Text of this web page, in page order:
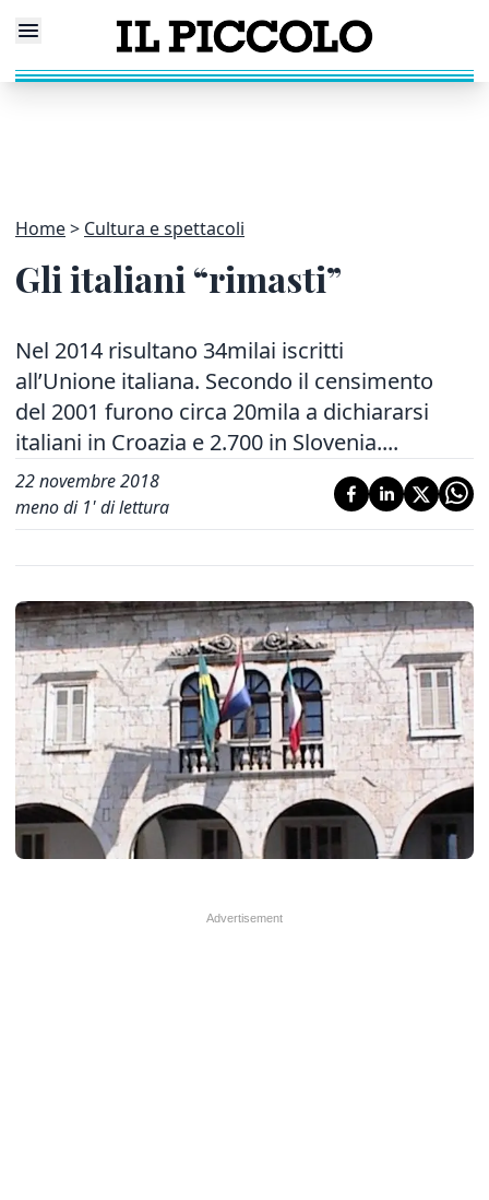
Home Cultura e spettacoli
Gli italiani “rimasti”
Nel 2014 risultano 34milai iscritti
all’Unione italiana. Secondo il censimento
del 2001 furono circa 20mila a dichiararsi
italiani in Croazia e 2.700 in Slovenia....
22 novembre 2018
meno di 1' di lettura